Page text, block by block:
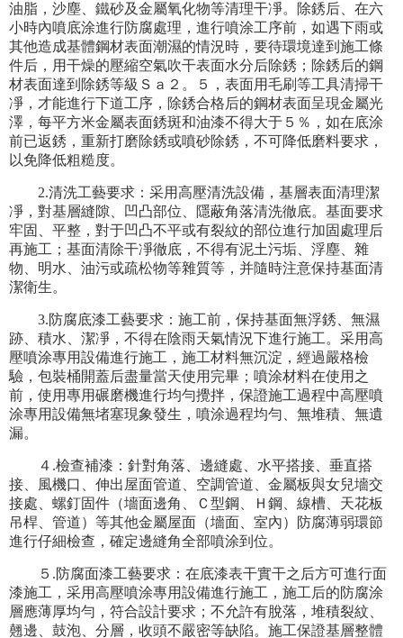
油脂，沙塵、鐵砂及金屬氧化物等清理干凈。除銹后、在六
小時內噴底涂進行防腐處理，進行噴涂工序前，如遇下雨或
其他造成基體鋼材表面潮濕的情況時，要待環境達到施工條
件后，用干燥的壓縮空氣吹干表面水分后除銹；除銹后的鋼
材表面達到除銹等級Ｓａ２。５，表面用毛刷等工具清掃干
凈，才能進行下道工序，除銹合格后的鋼材表面呈現金屬光
澤，每平方米金屬表面銹斑和油漆不得大于５％，如在底涂
前已返銹，重新打磨除銹或噴砂除銹，不可降低磨料要求，
以免降低粗糙度。
2.清洗工藝要求：采用高壓清洗設備，基層表面清理潔
凈，對基層縫隙、凹凸部位、隱蔽角落清洗徹底。基面要求
牢固、平整，對于凹凸不平或有裂紋的部位進行加固處理后
再施工；基面清除干凈徹底，不得有泥土污垢、浮塵、雜
物、明水、油污或疏松物等雜質等，并隨時注意保持基面清
潔衛生。
3.防腐底漆工藝要求：施工前，保持基面無浮銹、無濕
跡、積水、潔凈，不得在陰雨天氣情況下進行施工。采用高
壓噴涂專用設備進行施工，施工材料無沉淀，經過嚴格檢
驗，包裝桶開蓋后盡量當天使用完畢；噴涂材料在使用之
前，使用專用碾磨機進行均勻攪拌，保證施工過程中高壓噴
涂專用設備無堵塞現象發生，噴涂過程均勻、無堆積、無遺
漏。
４.檢查補漆：針對角落、邊縫處、水平搭接、垂直搭
接、風機口、伸出屋面管道、空調管道、金屬板與女兒墻交
接處、螺釘固件（墻面邊角、Ｃ型鋼、Ｈ鋼、線槽、天花板
吊桿、管道）等其他金屬屋面（墻面、室內）防腐薄弱環節
進行仔細檢查，確定邊縫角全部噴涂到位。
５.防腐面漆工藝要求：在底漆表干實干之后方可進行面
漆施工，采用高壓噴涂專用設備進行施工，施工后的防腐涂
層應薄厚均勻，符合設計要求；不允許有脫落，堆積裂紋、
翹邊、鼓泡、分層，收頭不嚴密等缺陷。施工保證基層整體